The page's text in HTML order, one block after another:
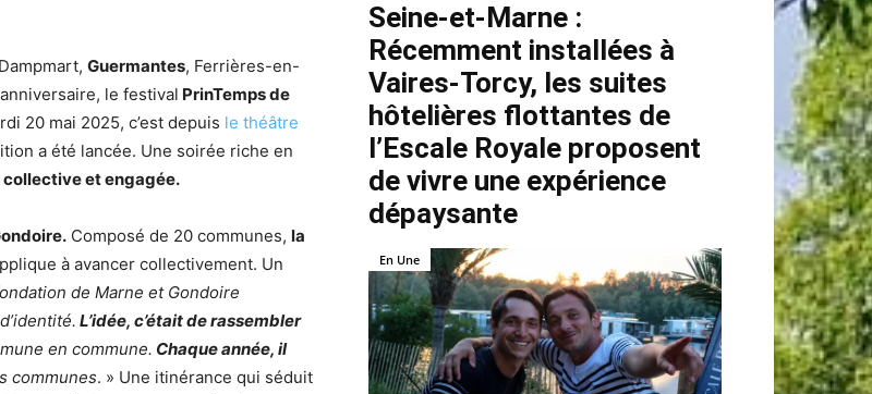
Dampmart, Guermantes, Ferrières-en-
le festival PrinTemps de
20 mai 2025, c’est depuis le théâtre
a été lancée. Une soirée riche en
collective et engagée.
Composé de 20 communes, la
à avancer collectivement. Un
de Marne et Gondoire
L’idée, c’était de rassembler
en commune. Chaque année, il
communes. » Une itinérance qui séduit
Seine-et-Marne :
Récemment installées à
Vaires-Torcy, les suites
hôtelières flottantes de
l’Escale Royale proposent
de vivre une expérience
dépaysante
En Une